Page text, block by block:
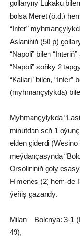
gollaryny Lukaku
bolsa Meret (ö.d.)
“Inter”
Aslaniniň (50 p)
“Napoli” bilen
“Napoli” soňky 2
“Kaliari” bilen, “Inter”
(myhmançylykda)
Myhmançylykda
minutdan soň 1
elden giderdi (Wesino
meýdançasynda
Orsolininiň goly
Himenes (2) hem-de
ýeňiş gazandy.
Milan – Bolonýa: 3-1
49),